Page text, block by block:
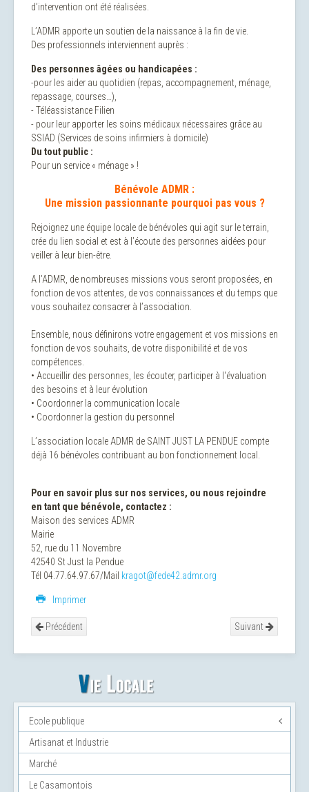
d’intervention ont été réalisées.
L’ADMR apporte un soutien de la naissance à la fin de vie.
Des professionnels interviennent auprès :
Des personnes âgées ou handicapées :
-pour les aider au quotidien (repas, accompagnement, ménage,
repassage, courses…),
- Téléassistance Filien
- pour leur apporter les soins médicaux nécessaires grâce au
SSIAD (Services de soins infirmiers à domicile)
Du tout public :
Pour un service « ménage » !
Bénévole ADMR :
Une mission passionnante pourquoi pas vous ?
Rejoignez une équipe locale de bénévoles qui agit sur le terrain,
crée du lien social et est à l’écoute des personnes aidées pour
veiller à leur bien-être.
A l’ADMR, de nombreuses missions vous seront proposées, en
fonction de vos attentes, de vos connaissances et du temps que
vous souhaitez consacrer à l’association.
Ensemble, nous définirons votre engagement et vos missions en
fonction de vos souhaits, de votre disponibilité et de vos
compétences.
• Accueillir des personnes, les écouter, participer à l'évaluation
des besoins et à leur évolution
• Coordonner la communication locale
• Coordonner la gestion du personnel
L’association locale ADMR de SAINT JUST LA PENDUE compte
déjà 16 bénévoles contribuant au bon fonctionnement local.
Pour en savoir plus sur nos services, ou nous rejoindre
en tant que bénévole, contactez :
Maison des services ADMR
Mairie
52, rue du 11 Novembre
42540 St Just la Pendue
Tél 04.77.64.97.67/Mail kragot@fede42.admr.org
Imprimer
Précédent Suivant
Ecole publique
Artisanat et Industrie
Marché
Le Casamontois